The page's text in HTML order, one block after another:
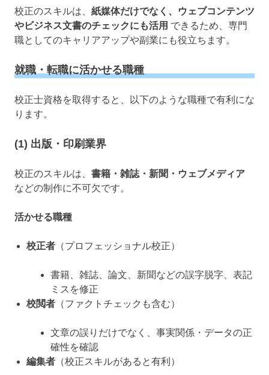
校正のスキルは、 紙媒体だけでなく、ウェブコンテンツ
やビジネス文書のチェックにも活用 できるため、専門
職としてのキャリアアップや副業にも役立ちます。
就職・転職に活かせる職種
校正士資格を取得すると、以下のような職種で有利にな
ります。
(1) 出版・印刷業界
校正のスキルは、 書籍・雑誌・新聞・ウェブメディア
などの制作に不可欠です。
活かせる職種
校正者 （プロフェッショナル校正）
書籍、雑誌、論文、新聞などの誤字脱字、表記
ミスを修正
校閲者 （ファクトチェックも含む）
文章の誤りだけでなく、事実関係・データの正
確性を確認
編集者 （校正スキルがあると有利）